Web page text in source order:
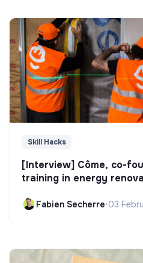
Skill Hacks
[Interview] Côme, co-
training in energy
Fabien Secherre•03